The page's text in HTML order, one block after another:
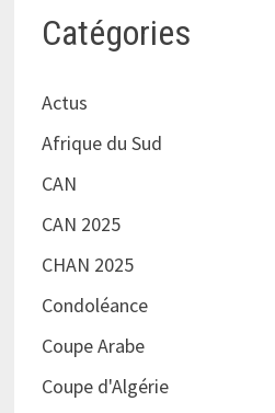
Catégories
Actus
Afrique du Sud
CAN
CAN 2025
CHAN 2025
Condoléance
Coupe Arabe
Coupe d'Algérie